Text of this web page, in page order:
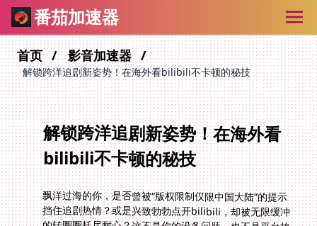
番茄加速器
首页 影音加速器
解锁跨洋追剧新姿势！在海外看bilibili不卡顿的秘技
解锁跨洋追剧新姿势！在海外看
bilibili不卡顿的秘技
飘洋过海的你，是否曾被“版权限制仅限中国大陆”的提示
挡住追剧热情？或是兴致勃勃点开bilibili，却被无限缓冲
的转圈圈耗尽耐心？这不是你的设备问题，也不是平台故
意为难。根源在于地理距离导致的网络延迟，以及不同地
区间的数字内容分发限制。在海外看bilibili，追国产剧、
刷国漫、补综艺，这些再平常不过的需求，却成了无数海
外华人、留学生和工作者的心头困扰。想要绕过地理藩
篱，稳定流畅地享受国内平台的丰富内容，一台性能可
靠、专为海外访问优化的回国加速器，正是破局的关键。